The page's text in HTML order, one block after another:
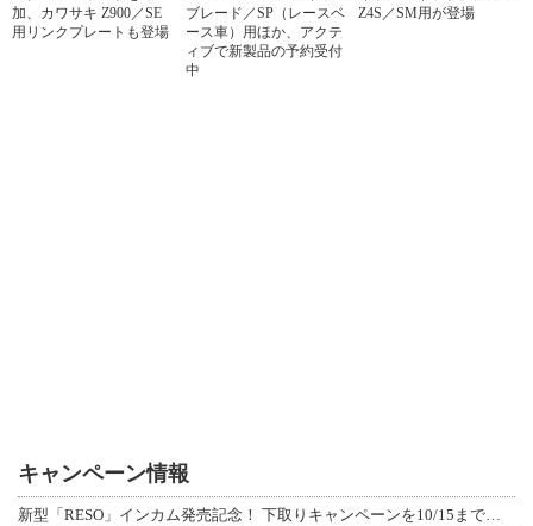
加、カワサキ Z900／SE
用リンクプレートも登場
ブレード／SP（レースベ
ース車）用ほか、アクテ
ィブで新製品の予約受付
中
Z4S／SM用が登場
キャンペーン情報
新型「RESO」インカム発売記念！ 下取りキャンペーンを10/15まで延長して開